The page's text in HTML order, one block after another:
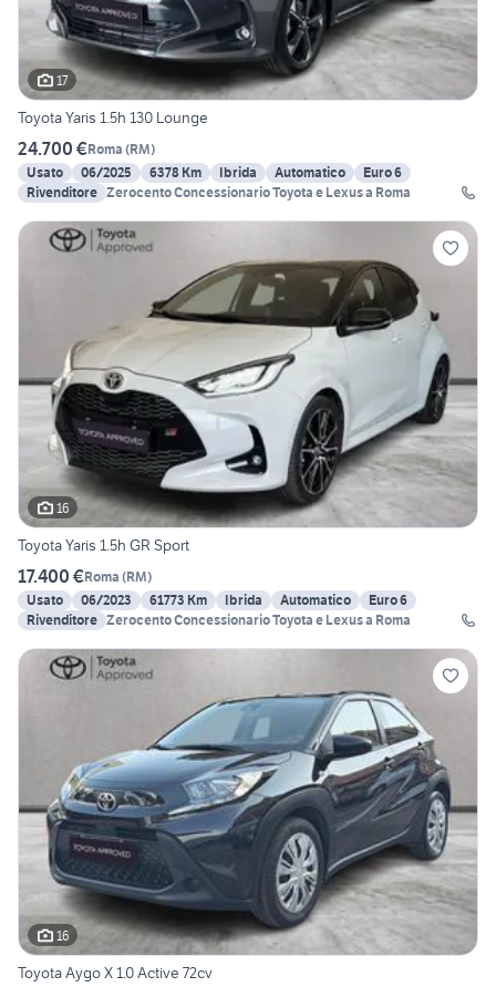
17
Toyota Yaris 1.5h 130 Lounge
24.700 €Roma (RM)
Usato
06/2025 6378 Km Ibrida Automatico
Euro 6
Rivenditore Zerocento Concessionario Toyota e Lexus a Roma
16
Toyota Yaris 1.5h GR Sport
17.400 €Roma (RM)
Usato
06/2023 61773 Km Ibrida Automatico
Euro 6
Rivenditore Zerocento Concessionario Toyota e Lexus a Roma
16
Toyota Aygo X 1.0 Active 72cv